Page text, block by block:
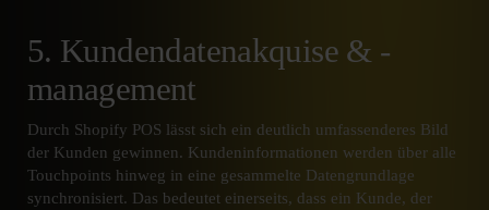
5. Kundendatenakquise & -
management
Durch Shopify POS lässt sich ein deutlich umfassenderes Bild
der Kunden gewinnen. Kundeninformationen werden über alle
Touchpoints hinweg in eine gesammelte Datengrundlage
synchronisiert. Das bedeutet einerseits, dass ein Kunde, der